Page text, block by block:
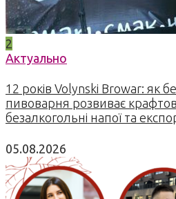
2
Актуально
12 років Volynski Browar: як
пивоварня розвиває
безалкогольні напої та
05.08.2026